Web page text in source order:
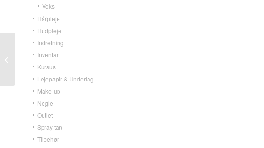
Voks
Hårpleje
Hudpleje
Indretning
Inventar
Kursus
Lejepapir & Underlag
Make-up
Negle
Outlet
Spray tan
Tilbehør
Vippe- og brynbørste
Sort 1 stk